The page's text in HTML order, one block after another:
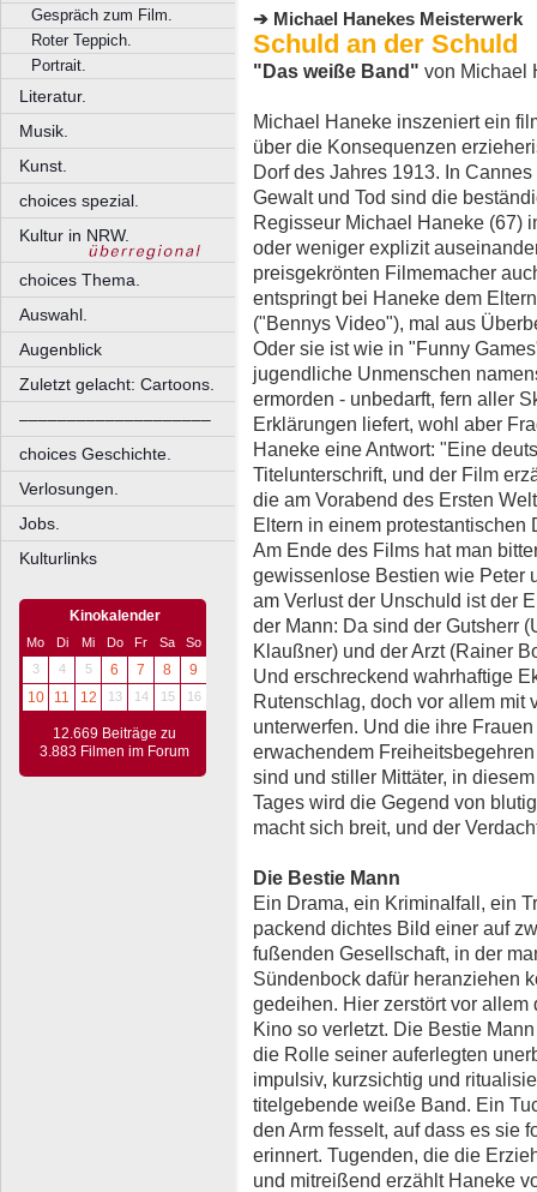
Gespräch zum Film.
Roter Teppich.
Portrait.
Literatur.
Musik.
Kunst.
choices spezial.
Kultur in NRW.
choices Thema.
Auswahl.
Augenblick
Zuletzt gelacht: Cartoons.
––––––––––––––––––––
choices Geschichte.
Verlosungen.
Jobs.
Kulturlinks
Kinokalender
Mo Di Mi Do Fr Sa
So
3
4 5 6 7 8
9
10
11 12 13 14 15 16
12.669 Beiträge zu
3.883 Filmen im Forum
Michael Hanekes Meisterwerk
Schuld an der Schuld
"Das weiße Band" von Michael
Michael Haneke inszeniert ein
über die Konsequenzen
Dorf des Jahres 1913. In
Gewalt und Tod sind die
Regisseur Michael Haneke (67)
oder weniger explizit
preisgekrönten Filmemacher
entspringt bei Haneke dem
("Bennys Video"), mal aus
Oder sie ist wie in "Funny
jugendliche Unmenschen
ermorden - unbedarft, fern aller
Erklärungen liefert, wohl aber
Haneke eine Antwort: "Eine
Titelunterschrift, und der Film
die am Vorabend des Ersten
Eltern in einem protestantischen
Am Ende des Films hat man
gewissenlose Bestien wie Peter
am Verlust der Unschuld ist der
der Mann: Da sind der Gutsherr
Klaußner) und der Arzt (Rainer
Und erschreckend wahrhaftige
Rutenschlag, doch vor allem mit
unterwerfen. Und die ihre
erwachendem
sind und stiller Mittäter, in
Tages wird die Gegend von
macht sich breit, und der
Die Bestie Mann
Ein Drama, ein Kriminalfall, ein
packend dichtes Bild einer auf
fußenden Gesellschaft, in der
Sündenbock dafür heranziehen
gedeihen. Hier zerstört vor
Kino so verletzt. Die Bestie
die Rolle seiner auferlegten
impulsiv, kurzsichtig und
titelgebende weiße Band. Ein
den Arm fesselt, auf dass es sie
erinnert. Tugenden, die die
und mitreißend erzählt Haneke